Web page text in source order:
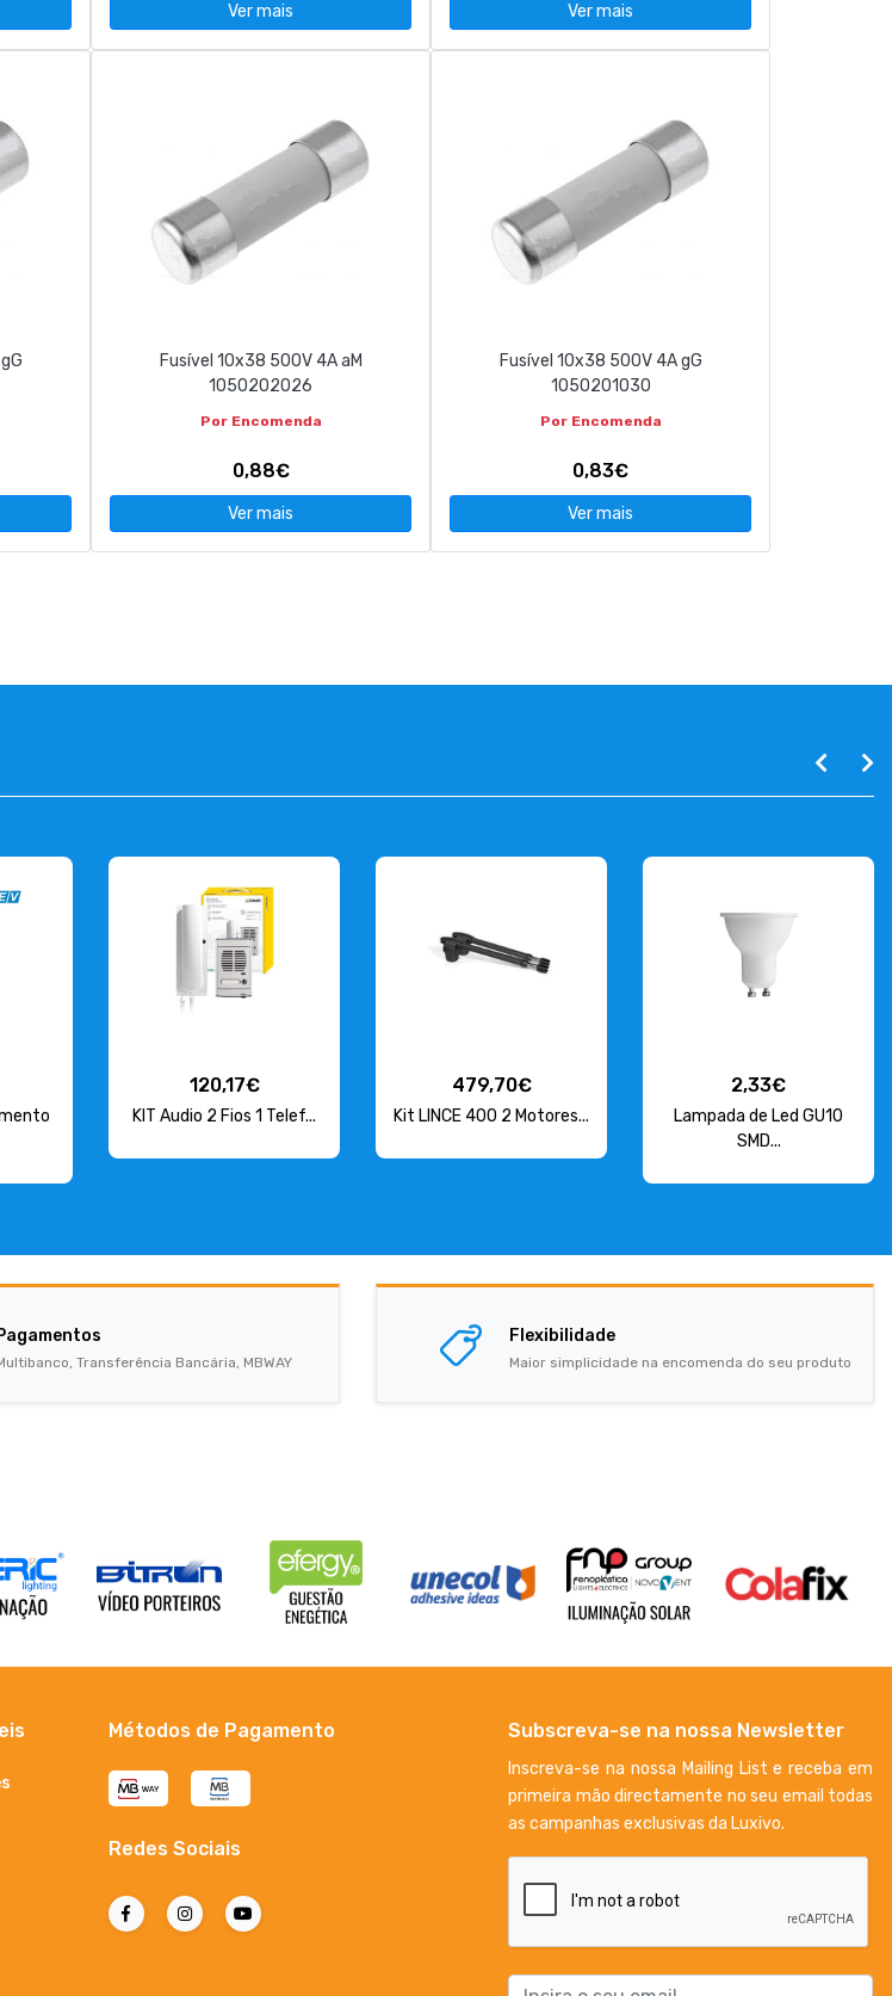
Ver mais Ver mais
Fusível 10x38 500V 4A aM
1050202026
Por Encomenda
0,88€
Ver mais
Fusível 10x38 500V 4A gG
1050201030
Por Encomenda
0,83€
Ver mais
120,17€
KIT Audio 2 Fios 1 Telef...
479,70€
Kit LINCE 400 2 Motores...
2,33€
Lampada de Led GU10
SMD...
Transferência Bancária, MBWAY
Flexibilidade
Maior simplicidade na encomenda do seu produto
Métodos de Pagamento
Redes Sociais
Subscreva-se na nossa Newsletter
Inscreva-se na nossa Mailing List e receba em
primeira mão directamente no seu email todas
as campanhas exclusivas da Luxivo.